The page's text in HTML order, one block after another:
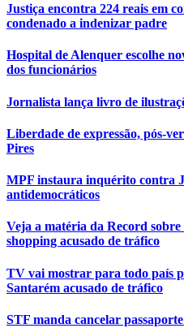
Justiça encontra 224 reais em
condenado a indenizar padre
Hospital de Alenquer escolhe
dos funcionários
Jornalista lança livro de
Liberdade de expressão, pós-
Pires
MPF instaura inquérito contra
antidemocráticos
Veja a matéria da Record
shopping acusado de tráfico
TV vai mostrar para todo país
Santarém acusado de tráfico
STF manda cancelar